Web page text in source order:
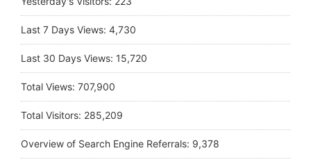
Last 7 Days Views: 4,730
Last 30 Days Views: 15,720
Total Views: 707,900
Total Visitors: 285,209
Overview of Search Engine Referrals: 9,378